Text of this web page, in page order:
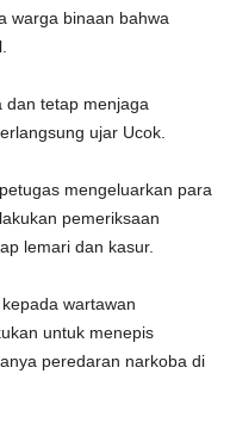
warga binaan bahwa
dan tetap menjaga
ujar Ucok.
mengeluarkan para
pemeriksaan
lemari dan kasur.
wartawan
untuk menepis
peredaran narkoba di